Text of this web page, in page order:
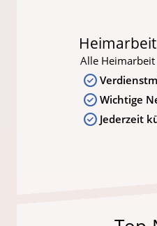
Alle
Wichtige
Jederzeit